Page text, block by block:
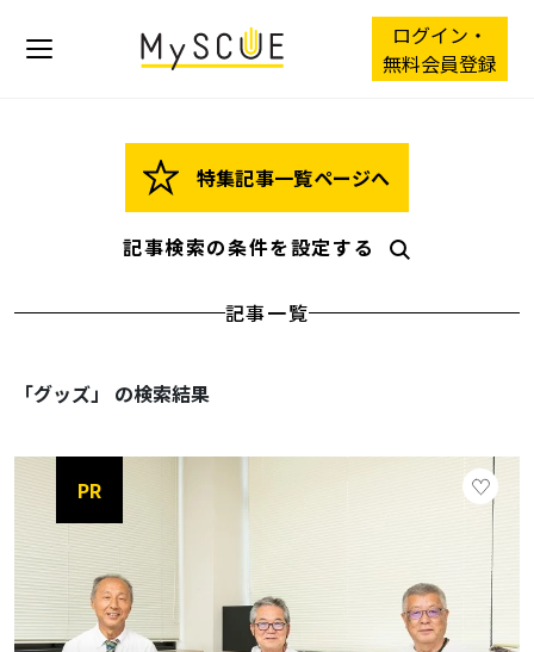
ログイン・
無料会員登録
特集記事一覧ページへ
記事検索の条件を設定する
記事一覧
「グッズ」 の検索結果
PR